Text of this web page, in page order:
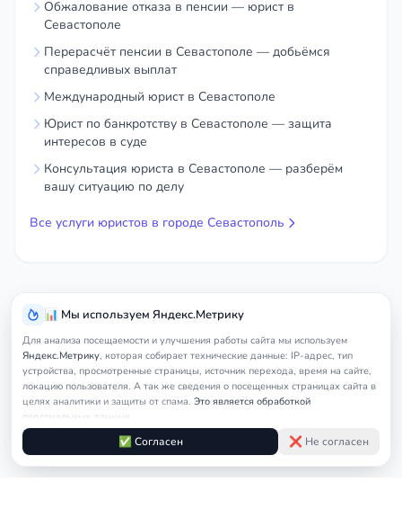
📊 Мы используем Яндекс.Метрику
Для анализа посещаемости и улучшения работы сайта мы используем
Яндекс.Метрику, которая собирает технические данные: IP-адрес, тип
устройства, просмотренные страницы, источник перехода, время на сайте,
локацию пользователя. А так же сведения о посещенных страницах сайта в
целях аналитики и защиты от спама. Это является обработкой
персональных данных.
Подробнее в Согласии на обработку персональных данных
Правилах
обработки cookie
✅ Согласен ❌ Не согласен
Обжалование отказа в пенсии — юрист в
Севастополе
Перерасчёт пенсии в Севастополе — добьёмся
справедливых выплат
Международный юрист в Севастополе
Юрист по банкротству в Севастополе — защита
интересов в суде
Консультация юриста в Севастополе — разберём
вашу ситуацию по делу
Все услуги юристов в городе Севастополь